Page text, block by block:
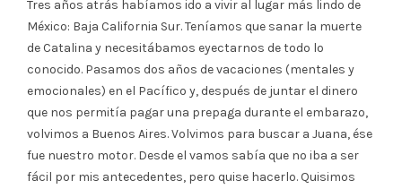
Tres años atrás habíamos ido a vivir al lugar más lindo de
México: Baja California Sur. Teníamos que sanar la muerte
de Catalina y necesitábamos eyectarnos de todo lo
conocido. Pasamos dos años de vacaciones (mentales y
emocionales) en el Pacífico y, después de juntar el dinero
que nos permitía pagar una prepaga durante el embarazo,
volvimos a Buenos Aires. Volvimos para buscar a Juana, ése
fue nuestro motor. Desde el vamos sabía que no iba a ser
fácil por mis antecedentes, pero quise hacerlo. Quisimos